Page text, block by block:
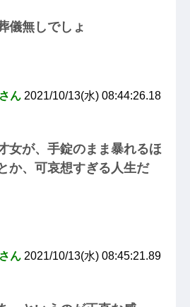
儀無しでしょ
ん 2021/10/13(水) 08:44:26.18
女が、手錠のまま暴れるほ
か、可哀想すぎる人生だ
ん 2021/10/13(水) 08:45:21.89